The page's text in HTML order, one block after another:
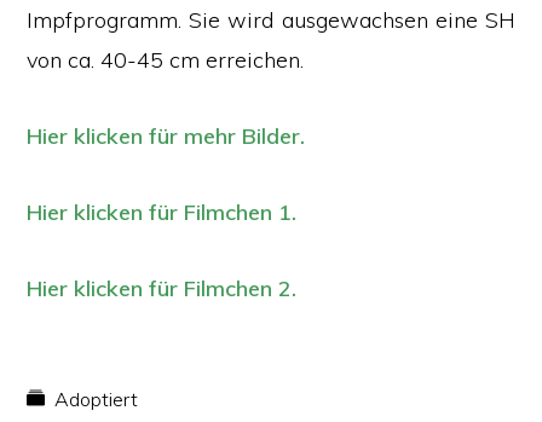
Impfprogramm. Sie wird ausgewachsen eine SH
von ca. 40-45 cm erreichen.
Hier klicken für mehr Bilder.
Hier klicken für Filmchen 1.
Hier klicken für Filmchen 2.
Adoptiert